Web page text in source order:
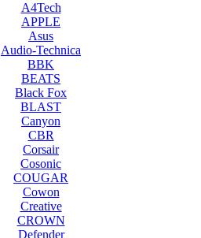
A4Tech
APPLE
Asus
Audio-Technica
BBK
BEATS
Black Fox
BLAST
Canyon
CBR
Corsair
Cosonic
COUGAR
Cowon
Creative
CROWN
Defender